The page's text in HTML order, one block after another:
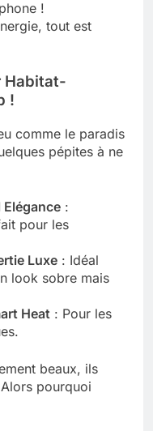
!
tout est
Habitat-
!
comme le paradis
pépites à ne
Elégance :
pour les
Luxe : Idéal
look sobre mais
Heat : Pour les
beaux, ils
pourquoi